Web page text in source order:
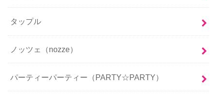
タップル
ノッツェ（nozze）
パーティーパーティー（PARTY☆PARTY）